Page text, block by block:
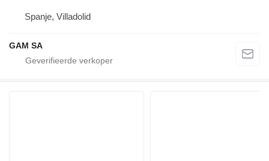
Spanje, Villadolid
GAM SA